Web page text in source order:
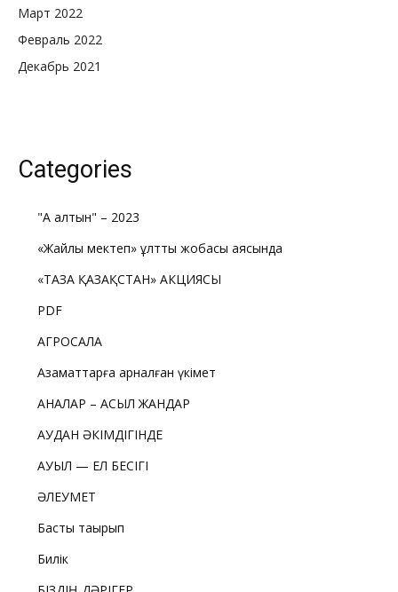
Март 2022
Февраль 2022
Декабрь 2021
Categories
"Ақ алтын" – 2023
«Жайлы мектеп» ұлттық жобасы аясында
«ТАЗА ҚАЗАҚСТАН» АКЦИЯСЫ
PDF
АГРОСАЛА
Азаматтарға арналған үкімет
АНАЛАР – АСЫЛ ЖАНДАР
АУДАН ӘКІМДІГІНДЕ
АУЫЛ — ЕЛ БЕСІГІ
ӘЛЕУМЕТ
Басты тақырып
Билік